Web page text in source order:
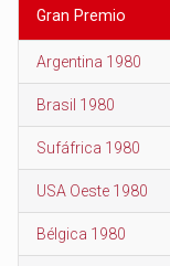
Gran Premio
Argentina 1980
Brasil 1980
Sufáfrica 1980
USA Oeste 1980
Bélgica 1980